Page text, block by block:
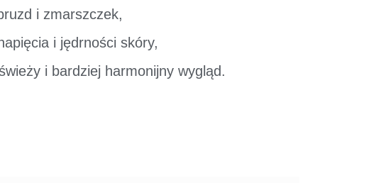
i zmarszczek,
i jędrności skóry,
i bardziej harmonijny wygląd.